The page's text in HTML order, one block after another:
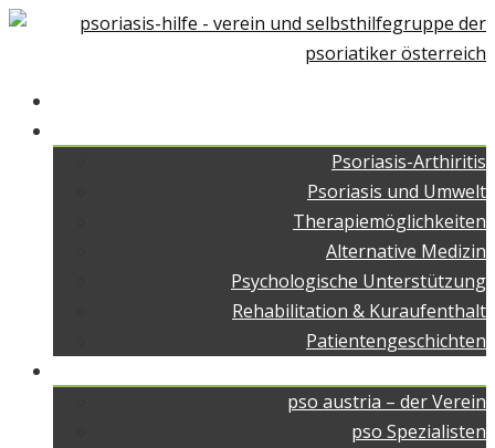
Psoriasis-Arthiritis
Psoriasis und Umwelt
Therapiemöglichkeiten
Alternative Medizin
Psychologische Unterstützung
Rehabilitation & Kuraufenthalt
Patientengeschichten
pso austria – der Verein
pso Spezialisten